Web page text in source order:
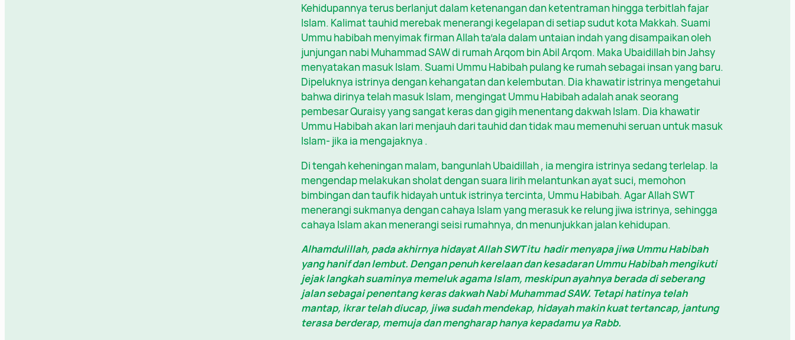
Kehidupannya terus berlanjut dalam ketenangan dan ketentraman hingga terbitlah fajar
Islam. Kalimat tauhid merebak menerangi kegelapan di setiap sudut kota Makkah. Suami
Ummu habibah menyimak firman Allah ta’ala dalam untaian indah yang disampaikan oleh
junjungan nabi Muhammad SAW di rumah Arqom bin Abil Arqom. Maka Ubaidillah bin Jahsy
menyatakan masuk Islam. Suami Ummu Habibah pulang ke rumah sebagai insan yang baru.
Dipeluknya istrinya dengan kehangatan dan kelembutan. Dia khawatir istrinya mengetahui
bahwa dirinya telah masuk Islam, mengingat Ummu Habibah adalah anak seorang
pembesar Quraisy yang sangat keras dan gigih menentang dakwah Islam. Dia khawatir
Ummu Habibah akan lari menjauh dari tauhid dan tidak mau memenuhi seruan untuk masuk
Islam- jika ia mengajaknya .
Di tengah keheningan malam, bangunlah Ubaidillah , ia mengira istrinya sedang terlelap. Ia
mengendap melakukan sholat dengan suara lirih melantunkan ayat suci, memohon
bimbingan dan taufik hidayah untuk istrinya tercinta, Ummu Habibah. Agar Allah SWT
menerangi sukmanya dengan cahaya Islam yang merasuk ke relung jiwa istrinya, sehingga
cahaya Islam akan menerangi seisi rumahnya, dn menunjukkan jalan kehidupan.
Alhamdulillah, pada akhirnya hidayat Allah SWT itu hadir menyapa jiwa Ummu Habibah
yang hanif dan lembut. Dengan penuh kerelaan dan kesadaran Ummu Habibah mengikuti
jejak langkah suaminya memeluk agama Islam, meskipun ayahnya berada di seberang
jalan sebagai penentang keras dakwah Nabi Muhammad SAW. Tetapi hatinya telah
mantap, ikrar telah diucap, jiwa sudah mendekap, hidayah makin kuat tertancap, jantung
terasa berderap, memuja dan mengharap hanya kepadamu ya Rabb.